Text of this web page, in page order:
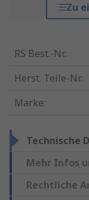
Zu
RS Best.-Nr.:
Herst. Teile-Nr.:
Marke:
Technische
Mehr Infos
Rechtliche